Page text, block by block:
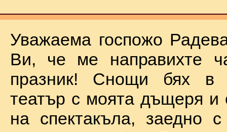
Уважаема госпожо
Ви, че ме направихте
празник! Снощи бях в
театър с моята дъщеря и
на спектакъла, заедно с